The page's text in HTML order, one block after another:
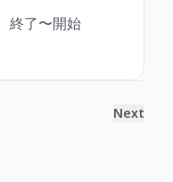
終了〜開始
Next